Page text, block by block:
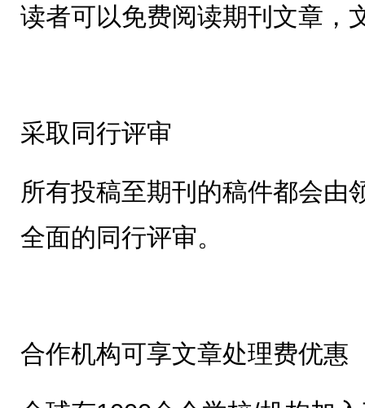
读者可以免费阅读期刊文章，
采取同行评审
所有投稿至期刊的稿件都会由
全面的同行评审。
合作机构可享文章处理费优惠